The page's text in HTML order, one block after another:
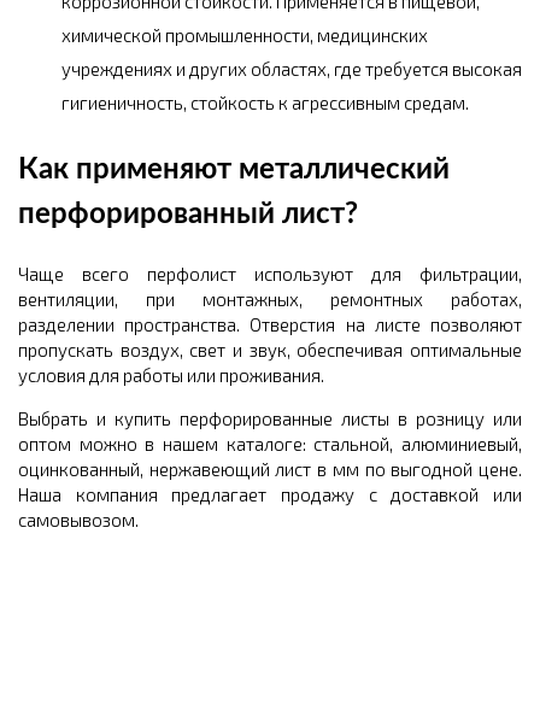
химической промышленности, медицинских
учреждениях и других областях, где требуется высокая
гигиеничность, стойкость к агрессивным средам.
Как применяют металлический
перфорированный лист?
Чаще всего перфолист используют для фильтрации,
вентиляции, при монтажных, ремонтных работах,
разделении пространства. Отверстия на листе позволяют
пропускать воздух, свет и звук, обеспечивая оптимальные
условия для работы или проживания.
Выбрать и купить перфорированные листы в розницу или
оптом можно в нашем каталоге: стальной, алюминиевый,
оцинкованный, нержавеющий лист в мм по выгодной цене.
Наша компания предлагает продажу с доставкой или
самовывозом.